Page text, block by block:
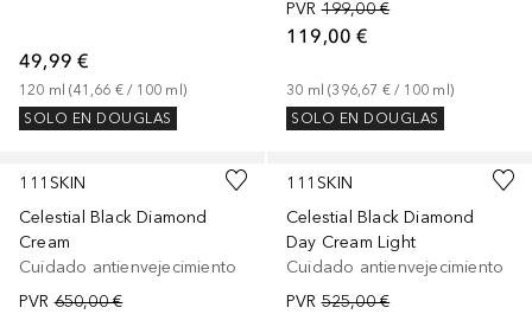
49,99 €
120 ml (41,66 € / 100 ml )
SOLO EN DOUGLAS
PVR 199,00 €
119,00 €
30 ml (396,67 € / 100 ml )
SOLO EN DOUGLAS
111SKIN
Celestial Black Diamond
Cream
Cuidado antienvejecimiento
PVR 650,00 €
111SKIN
Celestial Black Diamond
Day Cream Light
Cuidado antienvejecimiento
PVR 525,00 €